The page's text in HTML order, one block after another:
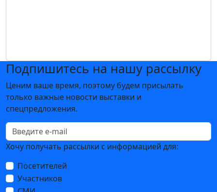
Подпишитесь на нашу рассылку
Ценим ваше время, поэтому будем присылать
только важные новости выставки и
спецпредложения.